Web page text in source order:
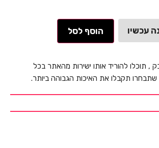
עכשיו הוסף לסל
, תוכלו להוריד אותו ישירות מהאתר בכל
תקבלו את האיכות הגבוהה ביותר.